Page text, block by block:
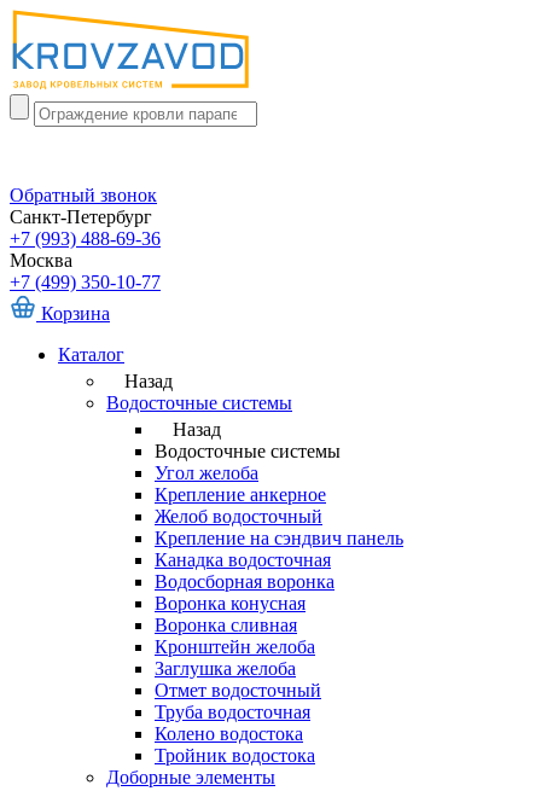
Обратный звонок
Санкт-Петербург
+7 (993) 488-69-36
Москва
+7 (499) 350-10-77
Корзина
Каталог
Назад
Водосточные системы
Назад
Водосточные системы
Угол желоба
Крепление анкерное
Желоб водосточный
Крепление на сэндвич панель
Канадка водосточная
Водосборная воронка
Воронка конусная
Воронка сливная
Кронштейн желоба
Заглушка желоба
Отмет водосточный
Труба водосточная
Колено водостока
Тройник водостока
Доборные элементы